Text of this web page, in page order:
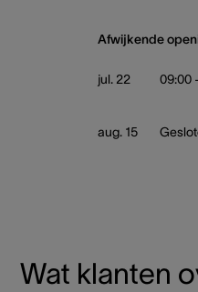
Afwijkende
jul. 22 09:00
aug. 15
Wat klanten